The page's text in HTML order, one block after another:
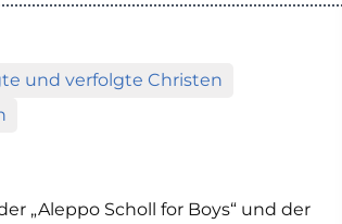
und verfolgte Christen
„Aleppo Scholl for Boys“ und der